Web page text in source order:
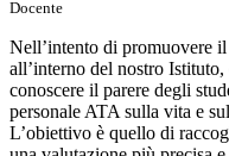
Docente
Nell’intento di promuovere
all’interno del nostro
conoscere il parere degli
personale ATA sulla vita e
L’obiettivo è quello di